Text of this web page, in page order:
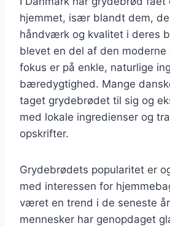
hjemmet, især blandt dem,
håndværk og kvalitet i deres
blevet en del af den moderne
fokus er på enkle, naturlige
bæredygtighed. Mange
taget grydebrødet til sig og
med lokale ingredienser og
opskrifter.
Grydebrødets popularitet er
med interessen for
været en trend i de seneste
mennesker har genopdaget